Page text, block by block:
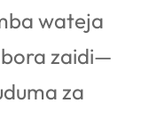
wateja
zaidi—
za